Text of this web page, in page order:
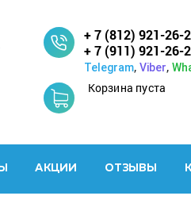
+ 7 (812) 921-26-
+ 7 (911) 921-26-
Telegram, Viber,
Корзина пуста
АКЦИИ ОТЗЫВЫ